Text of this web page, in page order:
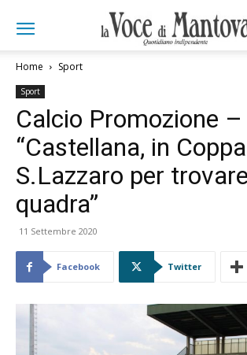
Home Sport
Sport
Calcio Promozione –
“Castellana, in
S.Lazzaro per
quadra”
11 Settembre 2020
Facebook Twitter